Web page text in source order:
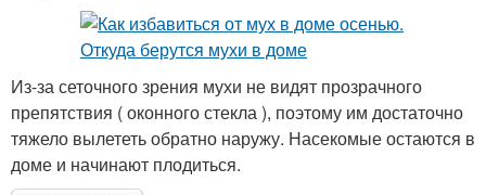
Из-за сеточного зрения мухи не видят прозрачного
препятствия ( оконного стекла ), поэтому им достаточно
тяжело вылететь обратно наружу. Насекомые остаются в
доме и начинают плодиться.